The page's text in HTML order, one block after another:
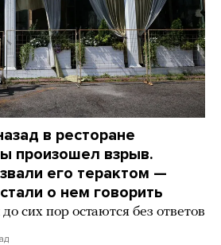
в ресторане
произошел взрыв.
его терактом —
о нем говорить
сих пор остаются без ответов